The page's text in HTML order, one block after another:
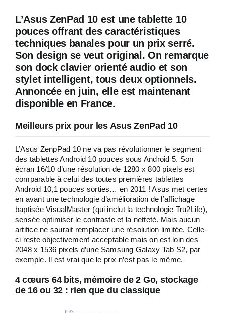
L’Asus ZenPad 10 est une tablette 10
pouces offrant des caractéristiques
techniques banales pour un prix serré.
Son design se veut original. On remarque
son dock clavier orienté audio et son
stylet intelligent, tous deux optionnels.
Annoncée en juin, elle est maintenant
disponible en France.
Meilleurs prix pour les Asus ZenPad 10
L’Asus ZenpPad 10 ne va pas révolutionner le segment
des tablettes Android 10 pouces sous Android 5. Son
écran 16/10 d’une résolution de 1280 x 800 pixels est
comparable à celui des toutes premières tablettes
Android 10,1 pouces sorties… en 2011 ! Asus met certes
en avant une technologie d’amélioration de l’affichage
baptisée VisualMaster (qui inclut la technologie Tru2Life),
sensée optimiser le contraste et la netteté. Mais aucun
artifice ne saurait remplacer une résolution limitée. Celle-
ci reste objectivement acceptable mais on est loin des
2048 x 1536 pixels d’une Samsung Galaxy Tab S2, par
exemple. Il est vrai que le prix n’est pas le même.
4 cœurs 64 bits, mémoire de 2 Go, stockage
de 16 ou 32 : rien que du classique